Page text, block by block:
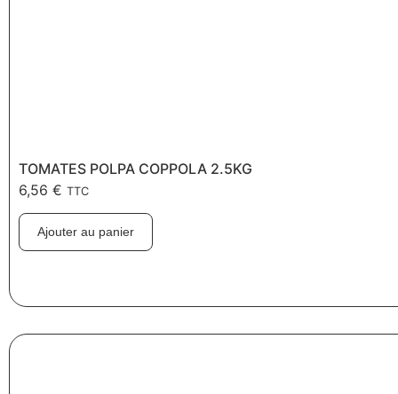
TOMATES POLPA COPPOLA 2.5KG
6,56 € TTC
Ajouter au panier